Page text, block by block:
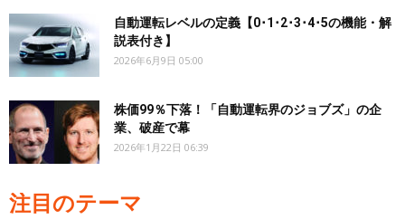
自動運転レベルの定義【0･1･2･3･4･5の機能・解
説表付き】
2026年6月9日 05:00
株価99％下落！「自動運転界のジョブズ」の企
業、破産で幕
2026年1月22日 06:39
注目のテーマ